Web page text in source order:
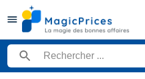
Rechercher un produit